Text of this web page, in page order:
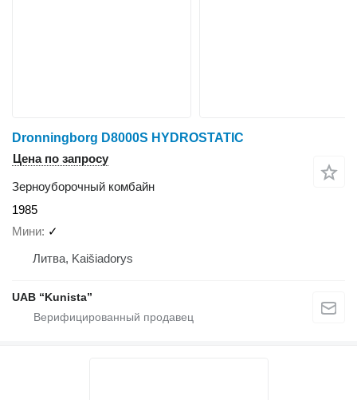
Dronningborg D8000S HYDROSTATIC
Цена по запросу
Зерноуборочный комбайн
1985
Мини ✓
Литва, Kaišiadorys
UAB “Kunista”